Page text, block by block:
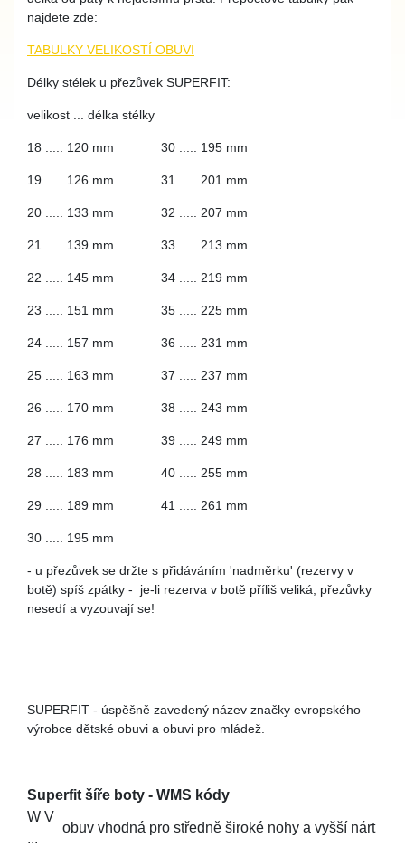
najdete zde:
TABULKY VELIKOSTÍ OBUVI
Délky stélek u přezůvek SUPERFIT:
velikost ... délka stélky
18 ..... 120 mm 30 ..... 195 mm
19 ..... 126 mm 31 ..... 201 mm
20 ..... 133 mm 32 ..... 207 mm
21 ..... 139 mm 33 ..... 213 mm
22 ..... 145 mm 34 ..... 219 mm
23 ..... 151 mm 35 ..... 225 mm
24 ..... 157 mm 36 ..... 231 mm
25 ..... 163 mm 37 ..... 237 mm
26 ..... 170 mm 38 ..... 243 mm
27 ..... 176 mm 39 ..... 249 mm
28 ..... 183 mm 40 ..... 255 mm
29 ..... 189 mm 41 ..... 261 mm
30 ..... 195 mm
- u přezůvek se držte s přidáváním 'nadměrku' (rezervy v
botě) spíš zpátky - je-li rezerva v botě příliš veliká, přezůvky
nesedí a vyzouvají se!
SUPERFIT - úspěšně zavedený název značky evropského
výrobce dětské obuvi a obuvi pro mládež.
Superfit šíře boty - WMS kódy
W V
...
obuv vhodná pro středně široké nohy a vyšší nárt